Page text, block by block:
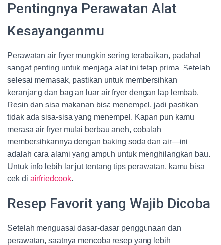
Pentingnya Perawatan Alat
Kesayanganmu
Perawatan air fryer mungkin sering terabaikan, padahal
sangat penting untuk menjaga alat ini tetap prima. Setelah
selesai memasak, pastikan untuk membersihkan
keranjang dan bagian luar air fryer dengan lap lembab.
Resin dan sisa makanan bisa menempel, jadi pastikan
tidak ada sisa-sisa yang menempel. Kapan pun kamu
merasa air fryer mulai berbau aneh, cobalah
membersihkannya dengan baking soda dan air—ini
adalah cara alami yang ampuh untuk menghilangkan bau.
Untuk info lebih lanjut tentang tips perawatan, kamu bisa
cek di airfriedcook.
Resep Favorit yang Wajib Dicoba
Setelah menguasai dasar-dasar penggunaan dan
perawatan, saatnya mencoba resep yang lebih